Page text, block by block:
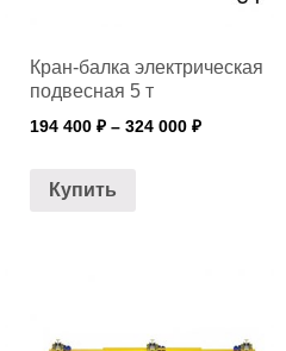
Кран-балка электрическая
подвесная 5 т
194 400 ₽– 324 000 ₽
Купить